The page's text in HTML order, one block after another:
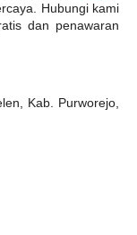
Hubungi kami
dan penawaran
Kab. Purworejo,